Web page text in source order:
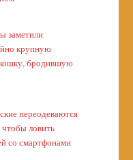
заметили
крупную
бродившую
переодеваются
чтобы ловить
со смартфонами